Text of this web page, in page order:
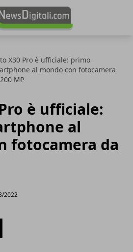
X30 Pro è ufficiale: primo
al mondo con fotocamera
MP
è ufficiale:
al
fotocamera da
2022